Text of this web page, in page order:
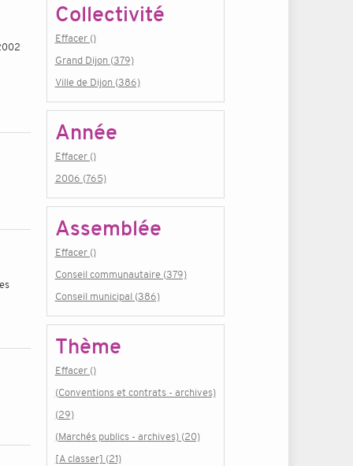
Collectivité
Effacer ()
Grand Dijon (379)
Ville de Dijon (386)
Année
Effacer ()
2006 (765)
Assemblée
Effacer ()
Conseil communautaire (379)
Conseil municipal (386)
Thème
Effacer ()
(Conventions et contrats - archives)
(29)
(Marchés publics - archives) (20)
[A classer] (21)